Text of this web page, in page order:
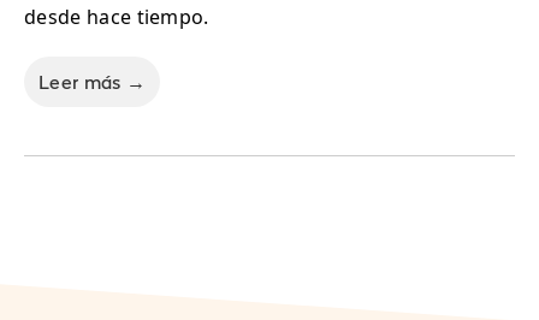
desde hace tiempo.
Leer más →